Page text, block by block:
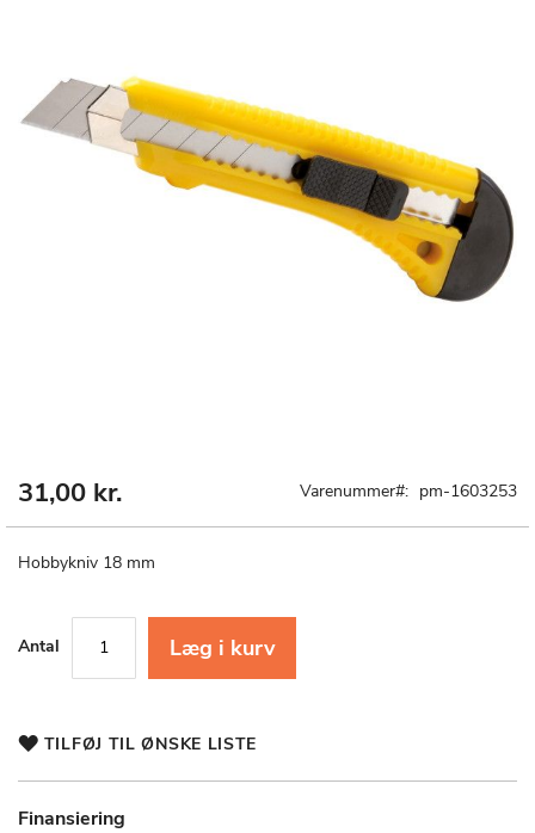
31,00 kr. Varenummer pm-1603253
Hobbykniv 18 mm
Antal Læg i kurv
TILFØJ TIL ØNSKE LISTE
Finansiering
Gå
af